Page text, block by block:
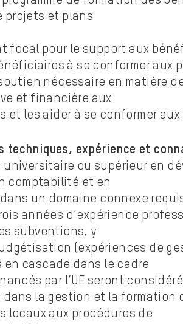
projets et plans
focal pour le support aux
à se conformer aux
nécessaire en matière
et financière aux
et les aider à se conformer
techniques, expérience et
universitaire ou supérieur en
comptabilité et en
un domaine connexe
années d’expérience
subventions, y
(expériences de
en cascade dans le cadre
par l’UE seront
dans la gestion et la formation
locaux aux procédures de